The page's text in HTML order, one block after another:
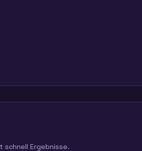
Ergebnisse.